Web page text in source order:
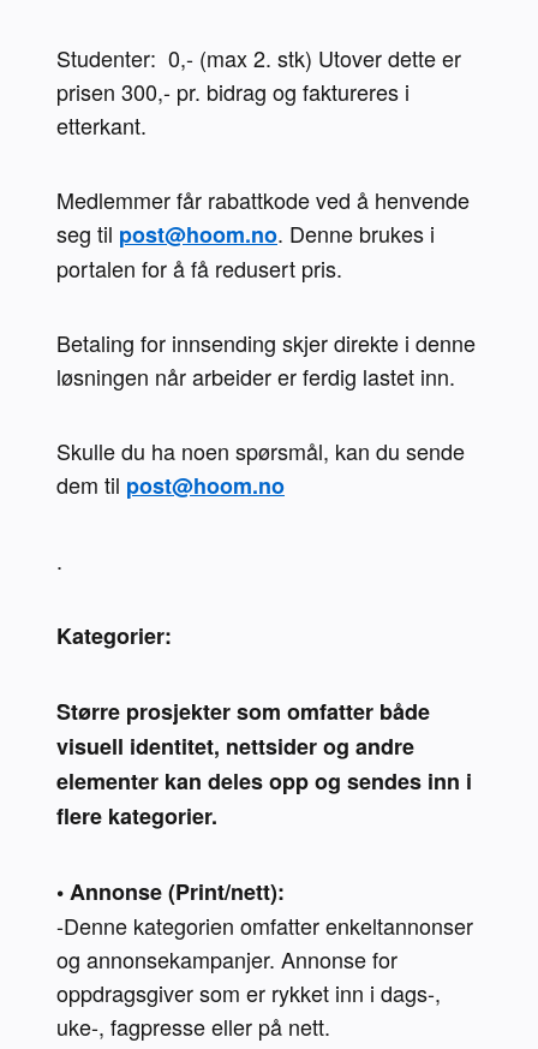
Studenter:  0,- (max 2. stk) Utover dette er
prisen 300,- pr. bidrag og faktureres i
etterkant.
​Medlemmer får rabattkode ved å henvende
seg til post@hoom.no. Denne brukes i
portalen for å få redusert pris.
Betaling for innsending skjer direkte i denne
løsningen når arbeider er ferdig lastet inn.
Skulle du ha noen spørsmål, kan du sende
dem til post@hoom.no
.
Kategorier:
Større prosjekter som omfatter både
visuell identitet, nettsider og andre
elementer kan deles opp og sendes inn i
flere kategorier.
• Annonse (Print/nett):
-Denne kategorien omfatter enkeltannonser
og annonsekampanjer. Annonse for
oppdragsgiver som er rykket inn i dags-,
uke-, fagpresse eller på nett.